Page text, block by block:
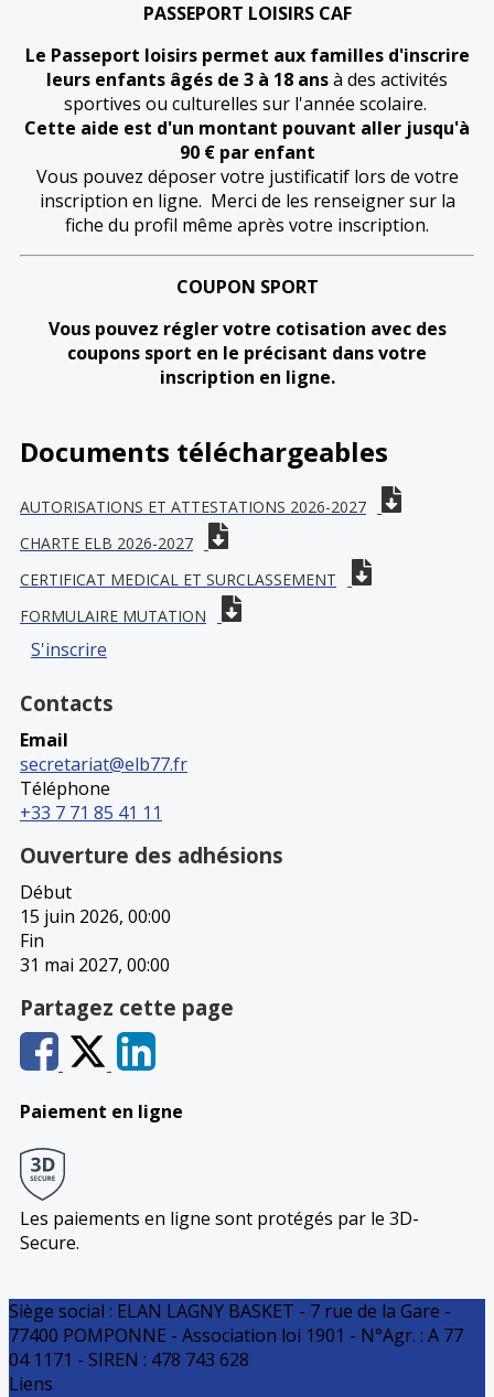
PASSEPORT LOISIRS CAF
Le Passeport loisirs permet aux familles d'inscrire
leurs enfants âgés de 3 à 18 ansà des activités
sportives ou culturelles sur l'année scolaire.
Cette aide est d'un montant pouvant aller jusqu'à
90 € par enfant
Vous pouvez déposer votre justificatif lors de votre
inscription en ligne. Merci de les renseigner sur la
fiche du profil même après votre inscription.
COUPON SPORT
Vous pouvez régler votre cotisation avec des
coupons sport en le précisant dans votre
inscription en ligne.
Documents téléchargeables
AUTORISATIONS ET ATTESTATIONS 2026-2027
CHARTE ELB 2026-2027
CERTIFICAT MEDICAL ET SURCLASSEMENT
FORMULAIRE MUTATION
S'inscrire
Contacts
Email
secretariat@elb77.fr
Téléphone
+33 7 71 85 41 11
Ouverture des adhésions
Début
15 juin 2026, 00:00
Fin
31 mai 2027, 00:00
Partagez cette page
Paiement en ligne
Les paiements en ligne sont protégés par le 3D-
Secure.
Siège social : ELAN LAGNY BASKET - 7 rue de la Gare -
77400 POMPONNE - Association loi 1901 - N°Agr. : A 77
04 1171 - SIREN : 478 743 628
Liens